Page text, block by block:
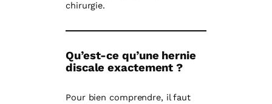
chirurgie.
Qu’est-ce qu’une hernie
discale exactement ?
Pour bien comprendre, il faut